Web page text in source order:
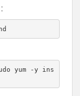
yum -y ins